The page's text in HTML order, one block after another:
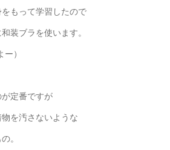
もって学習したので
装ブラを使います。
）
定番ですが
を汚さないような
。